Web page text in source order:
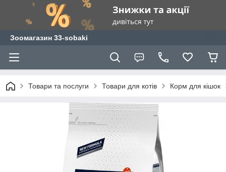
Зоомагазин 33-sobaki
Товари та послуги Товари для котів Корм для кішок